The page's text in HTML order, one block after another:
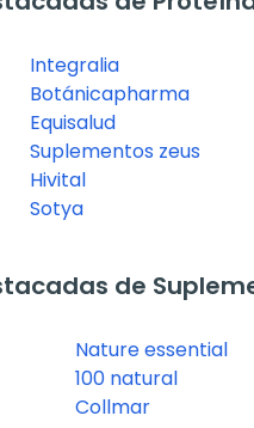
Integralia
Botánicapharma
Equisalud
Suplementos zeus
Hivital
Sotya
de
Nature essential
100 natural
Collmar